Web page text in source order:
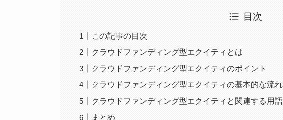
目次
この記事の目次
クラウドファンディング型エクイティとは
クラウドファンディング型エクイティのポイント
クラウドファンディング型エクイティの基本的な流れ
クラウドファンディング型エクイティと関連する用語
まとめ